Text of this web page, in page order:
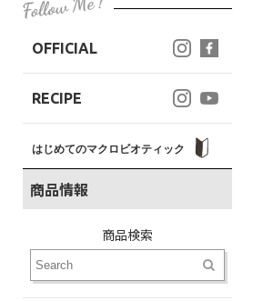
OFFICIAL
RECIPE
はじめてのマクロビオティック
商品情報
商品検索